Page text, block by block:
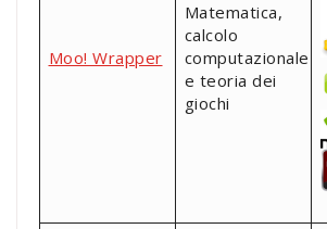
Moo! Wrapper
Matematica,
calcolo
computazionale
e teoria dei
giochi